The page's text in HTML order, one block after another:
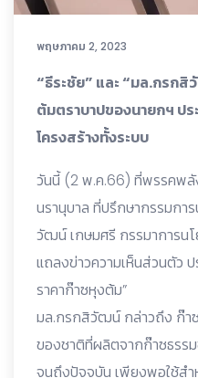
พฤษภาคม 2, 2023
“ธีระชัย” และ “มล.กรก
ต้มตราบาปของนายกฯ ป
โครงสร้างทั้งระบบ
วันนี้ (2 พ.ค.66) ที่พรรคพลั
นรานุบาล ที่ปรึกษากรรมกา
วัฒน์ เกษมศรี กรรมาการน
แถลงข่าวความเห็นส่วนตัว ป
ราคาก๊าซหุงต้ม”
มล.กรกสิวัฒน์ กล่าวถึง ก๊า
ของชาติที่ผลิตจากก๊าซธรร
จนถึงปัจจุบัน เพียงพอใช้สำ